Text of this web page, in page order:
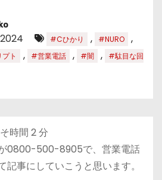
2024 #Cひかり , #NURO ,
ト , #営業電話 , #闇 ,
#駄目な回
時間 2分
0800-500-8905で、営業電話
記事にしていこうと思います。